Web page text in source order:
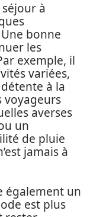
à
bonne
les
exemple, il
variées,
à la
voyageurs
averses
un
de pluie
jamais à
également un
est plus